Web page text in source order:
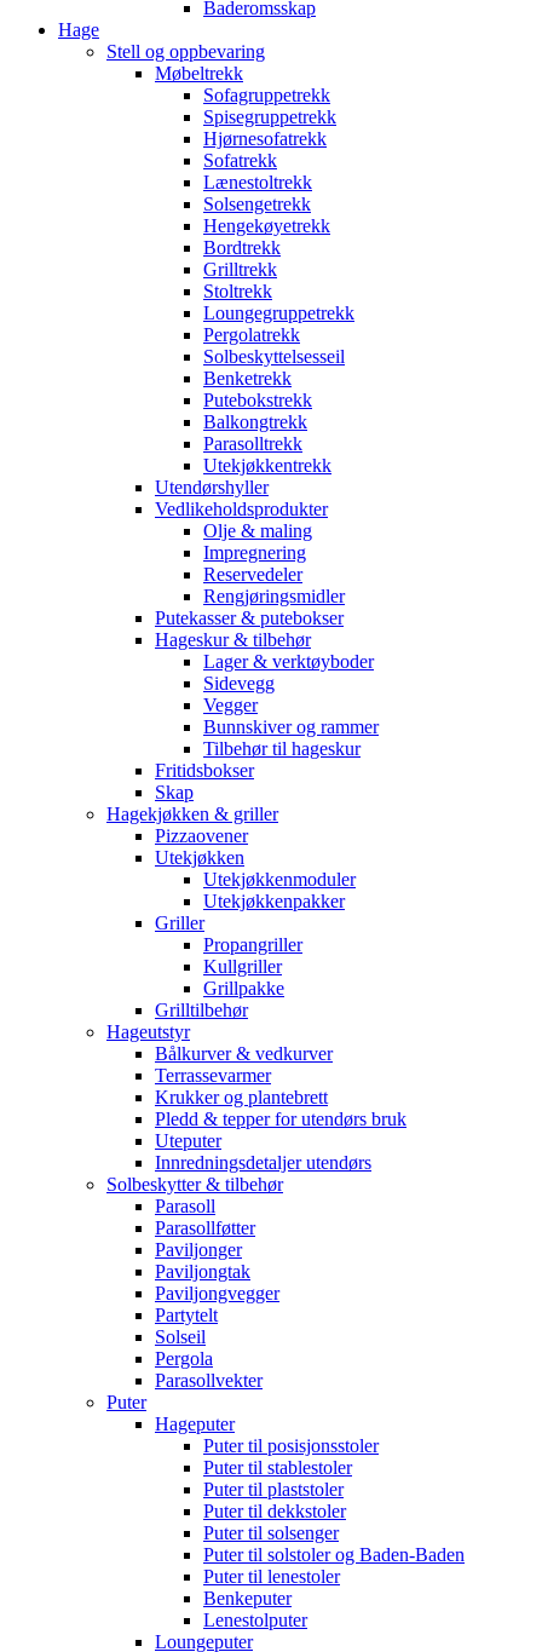
Baderomsskap
Hage
Stell og oppbevaring
Møbeltrekk
Sofagruppetrekk
Spisegruppetrekk
Hjørnesofatrekk
Sofatrekk
Lænestoltrekk
Solsengetrekk
Hengekøyetrekk
Bordtrekk
Grilltrekk
Stoltrekk
Loungegruppetrekk
Pergolatrekk
Solbeskyttelsesseil
Benketrekk
Putebokstrekk
Balkongtrekk
Parasolltrekk
Utekjøkkentrekk
Utendørshyller
Vedlikeholdsprodukter
Olje & maling
Impregnering
Reservedeler
Rengjøringsmidler
Putekasser & putebokser
Hageskur & tilbehør
Lager & verktøyboder
Sidevegg
Vegger
Bunnskiver og rammer
Tilbehør til hageskur
Fritidsbokser
Skap
Hagekjøkken & griller
Pizzaovener
Utekjøkken
Utekjøkkenmoduler
Utekjøkkenpakker
Griller
Propangriller
Kullgriller
Grillpakke
Grilltilbehør
Hageutstyr
Bålkurver & vedkurver
Terrassevarmer
Krukker og plantebrett
Pledd & tepper for utendørs bruk
Uteputer
Innredningsdetaljer utendørs
Solbeskytter & tilbehør
Parasoll
Parasollføtter
Paviljonger
Paviljongtak
Paviljongvegger
Partytelt
Solseil
Pergola
Parasollvekter
Puter
Hageputer
Puter til posisjonsstoler
Puter til stablestoler
Puter til plaststoler
Puter til dekkstoler
Puter til solsenger
Puter til solstoler og Baden-Baden
Puter til lenestoler
Benkeputer
Lenestolputer
Loungeputer